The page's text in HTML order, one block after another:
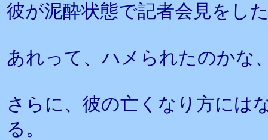
彼が泥酔状態で記者会見をし
あれって、ハメられたのかな
さらに、彼の亡くなり方には
る。